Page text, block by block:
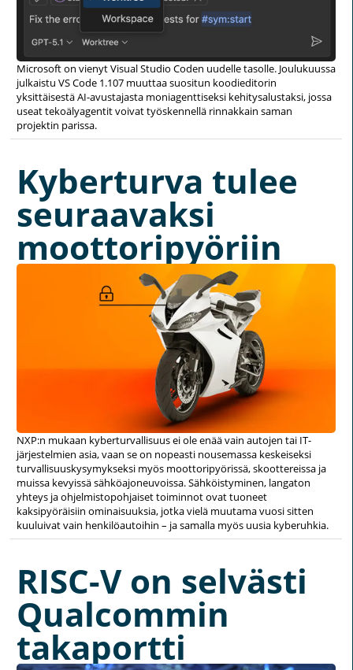
Microsoft on vienyt Visual Studio Coden uudelle tasolle. Joulukuussa
julkaistu VS Code 1.107 muuttaa suositun koodieditorin
yksittäisestä AI-avustajasta moniagenttiseksi kehitysalustaksi, jossa
useat tekoälyagentit voivat työskennellä rinnakkain saman
projektin parissa.
Kyberturva tulee
seuraavaksi
moottoripyöriin
NXP:n mukaan kyberturvallisuus ei ole enää vain autojen tai IT-
järjestelmien asia, vaan se on nopeasti nousemassa keskeiseksi
turvallisuuskysymykseksi myös moottoripyörissä, skoottereissa ja
muissa kevyissä sähköajoneuvoissa. Sähköistyminen, langaton
yhteys ja ohjelmistopohjaiset toiminnot ovat tuoneet
kaksipyöräisiin ominaisuuksia, jotka vielä muutama vuosi sitten
kuuluivat vain henkilöautoihin – ja samalla myös uusia kyberuhkia.
RISC-V on selvästi
Qualcommin
takaportti